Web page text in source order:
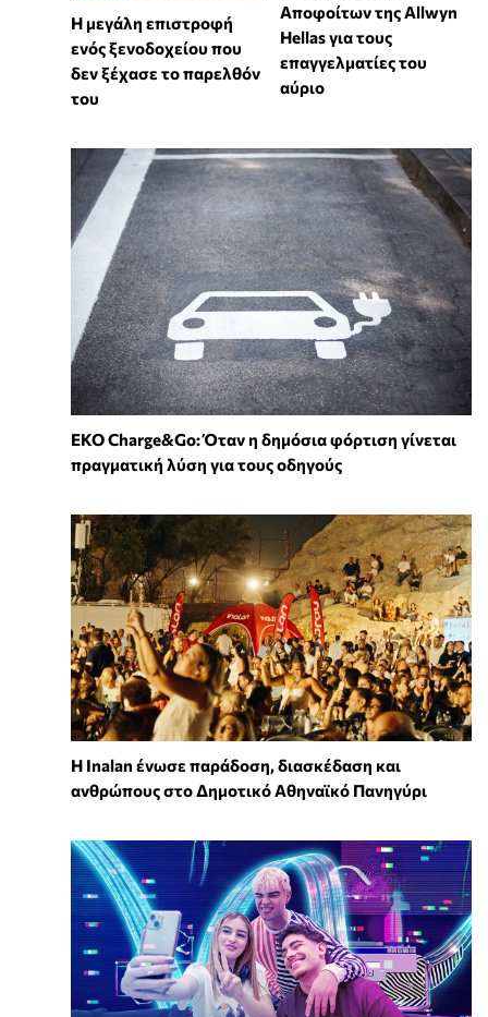
Η μεγάλη επιστροφή
ενός ξενοδοχείου που
δεν ξέχασε το παρελθόν
του
Αποφοίτων της Allwyn
Hellas για τους
επαγγελματίες του
αύριο
EKO Charge&Go: Όταν η δημόσια φόρτιση γίνεται
πραγματική λύση για τους οδηγούς
Η Inalan ένωσε παράδοση, διασκέδαση και
ανθρώπους στο Δημοτικό Αθηναϊκό Πανηγύρι